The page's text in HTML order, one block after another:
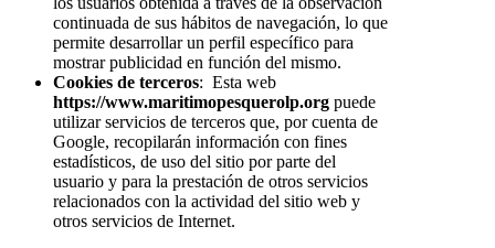
continuada de sus hábitos de navegación, lo que
permite desarrollar un perfil específico para
mostrar publicidad en función del mismo.
Cookies de terceros: Esta web
https://www.maritimopesquerolp.org puede
utilizar servicios de terceros que, por cuenta de
Google, recopilarán información con fines
estadísticos, de uso del sitio por parte del
usuario y para la prestación de otros servicios
relacionados con la actividad del sitio web y
otros servicios de Internet.